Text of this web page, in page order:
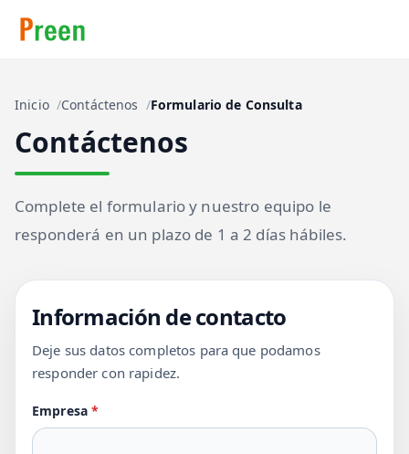
Inicio Contáctenos Formulario de Consulta
Contáctenos
Complete el formulario y nuestro equipo le
responderá en un plazo de 1 a 2 días hábiles.
Información de contacto
Deje sus datos completos para que podamos
responder con rapidez.
Empresa*